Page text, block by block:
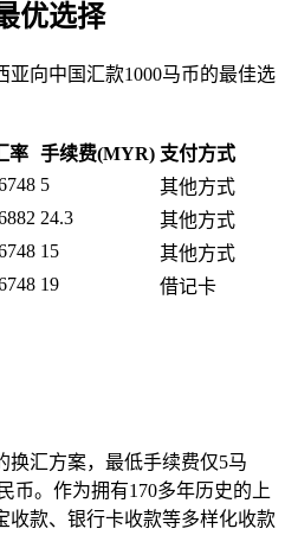
优选择
向中国汇款1000马币的最佳选
率 手续费(MYR) 支付方式
5
其他方式
24.3
其他方式
15
其他方式
19 借记卡
换汇方案，最低手续费仅5马
币。作为拥有170多年历史的上
收款、银行卡收款等多样化收款